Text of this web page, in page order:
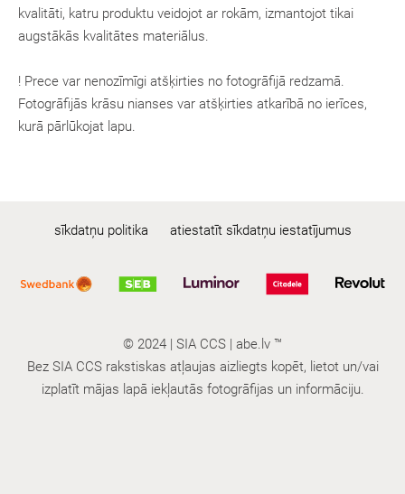
kvalitāti, katru produktu veidojot ar rokām, izmantojot tikai
augstākās kvalitātes materiālus.
! Prece var nenozīmīgi atšķirties no fotogrāfijā redzamā.
Fotogrāfijās krāsu nianses var atšķirties atkarībā no ierīces,
kurā pārlūkojat lapu.
sīkdatņu politika atiestatīt sīkdatņu iestatījumus
© 2024 | SIA CCS | abe.lv ™
Bez SIA CCS rakstiskas atļaujas aizliegts kopēt, lietot un/vai
izplatīt mājas lapā iekļautās fotogrāfijas un informāciju.